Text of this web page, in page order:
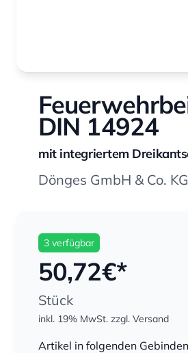
DIN 14924
mit integriertem
Dönges GmbH & Co. KG
3 verfügbar
50,72€*
Stück
inkl. 19% MwSt. zzgl. Versand
Artikel in folgenden